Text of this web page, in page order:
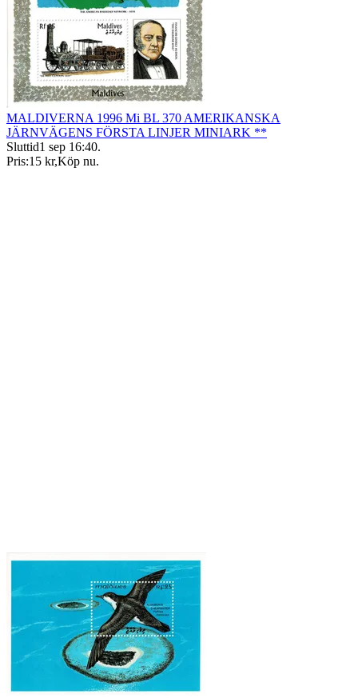
MALDIVERNA 1996 Mi BL 370 AMERIKANSKA
JÄRNVÄGENS FÖRSTA LINJER MINIARK **
Sluttid1 sep 16:40.
Pris:15 kr,Köp nu.